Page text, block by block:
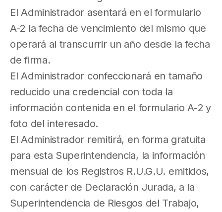
El Administrador asentará en el formulario
A-2 la fecha de vencimiento del mismo que
operará al transcurrir un año desde la fecha
de firma.
El Administrador confeccionará en tamaño
reducido una credencial con toda la
información contenida en el formulario A-2 y
foto del interesado.
El Administrador remitirá, en forma gratuita
para esta Superintendencia, la información
mensual de los Registros R.U.G.U. emitidos,
con carácter de Declaración Jurada, a la
Superintendencia de Riesgos del Trabajo,